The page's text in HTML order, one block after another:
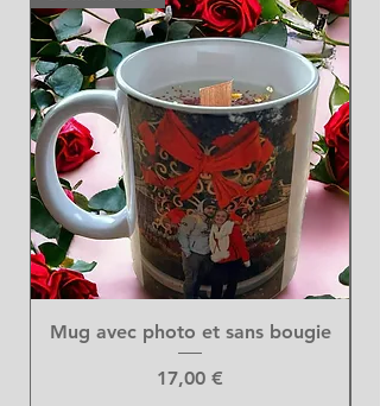
Mug avec photo et sans bougie
Prix
17,00 €